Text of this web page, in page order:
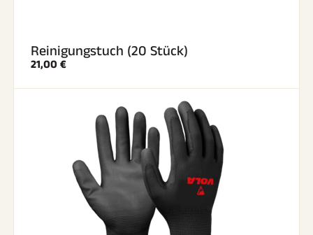
Reinigungstuch (20 Stück)
21,00 €